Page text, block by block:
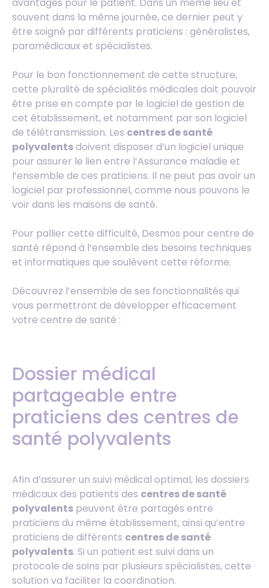
avantages pour le patient. Dans un même lieu et
souvent dans la même journée, ce dernier peut y
être soigné par différents praticiens : généralistes,
paramédicaux et spécialistes.
Pour le bon fonctionnement de cette structure,
cette pluralité de spécialités médicales doit pouvoir
être prise en compte par le logiciel de gestion de
cet établissement, et notamment par son logiciel
de télétransmission. Les centres de santé
polyvalentsdoivent disposer d’un logiciel unique
pour assurer le lien entre l’Assurance maladie et
l’ensemble de ces praticiens. Il ne peut pas avoir un
logiciel par professionnel, comme nous pouvons le
voir dans les maisons de santé.
Pour pallier cette difficulté, Desmos pour centre de
santé répond à l’ensemble des besoins techniques
et informatiques que soulèvent cette réforme.
Découvrez l’ensemble de ses fonctionnalités qui
vous permettront de développer efficacement
votre centre de santé :
Dossier médical
partageable entre
praticiens des centres de
santé polyvalents
Afin d’assurer un suivi médical optimal, les dossiers
médicaux des patients des centres de santé
polyvalents peuvent être partagés entre
praticiens du même établissement, ainsi qu’entre
praticiens de différents centres de santé
polyvalents. Si un patient est suivi dans un
protocole de soins par plusieurs spécialistes, cette
solution va faciliter la coordination.